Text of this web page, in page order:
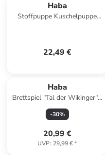
Haba
Stoffpuppe Kuschelpuppe
22,49 €
Haba
Brettspiel "Tal der Wikinger" -
ab 6 Jahren
-30%
20,99 €
UVP: 29,99 €*